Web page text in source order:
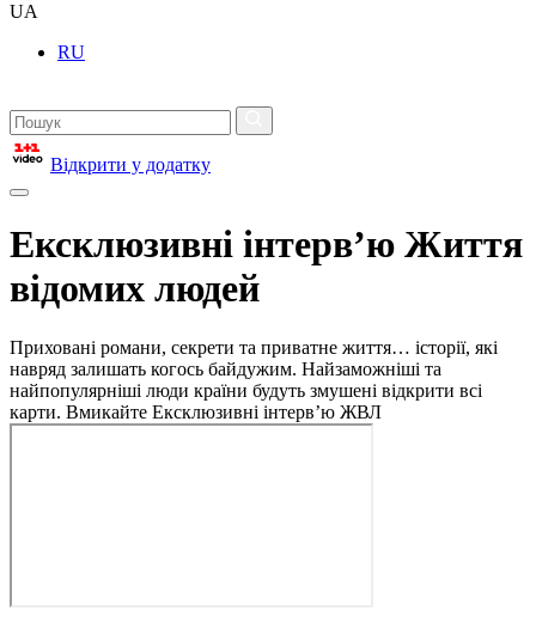
UA
RU
Відкрити у додатку
Ексклюзивні інтерв’ю Життя
відомих людей
Приховані романи, секрети та приватне життя… історії, які
навряд залишать когось байдужим. Найзаможніші та
найпопулярніші люди країни будуть змушені відкрити всі
карти. Вмикайте Ексклюзивні інтерв’ю ЖВЛ